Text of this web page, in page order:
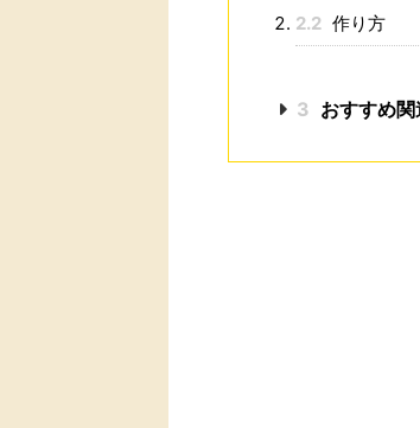
2.2 作り方
3 おすすめ